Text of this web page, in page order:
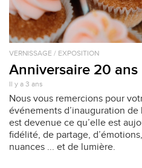
VERNISSAGE / EXPOSITION
Anniversaire 20 ans
Il y a 3 ans
Nous vous remercions pour
événements d’inauguration
est devenue ce qu’elle est
fidélité, de partage,
nuances ... et de lumière.